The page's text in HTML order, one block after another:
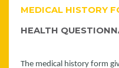
MEDICAL HISTORY
HEALTH
The medical history form